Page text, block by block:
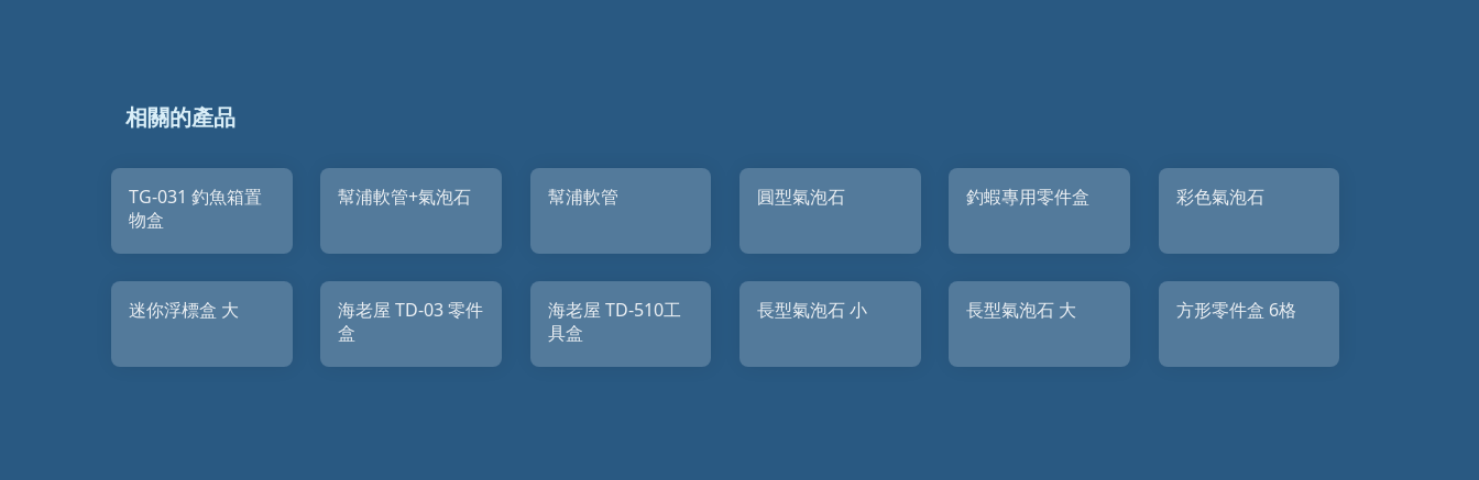
相關的產品
TG-031 釣魚箱置
物盒
幫浦軟管+氣泡石 幫浦軟管 圓型氣泡石 釣蝦專用零件盒 彩色氣泡石
迷你浮標盒 大
海老屋 TD-03 零件
盒
海老屋 TD-510工
具盒
長型氣泡石 小 長型氣泡石 大 方形零件盒 6格